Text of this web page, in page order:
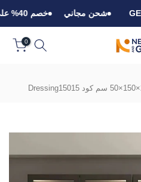
شحن مجاني خصم 40% على مراتب الدورا من تصميم نكست اند جو استخدم كود GET40
0